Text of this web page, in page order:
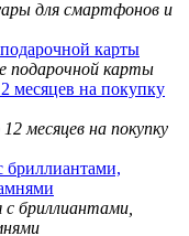
карты
месяцев на покупку
бриллиантами,